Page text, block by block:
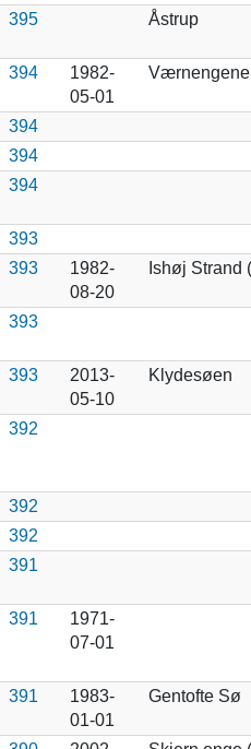
395 Åstrup
394
1982-
05-01
Værnengene
394
394
394
393
393
1982-
08-20
Ishøj Strand
393
393
2013-
05-10
Klydesøen
392
392
392
391
391
1971-
07-01
391
1983-
01-01
Gentofte Sø